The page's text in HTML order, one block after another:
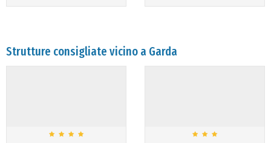
Strutture consigliate vicino a Garda